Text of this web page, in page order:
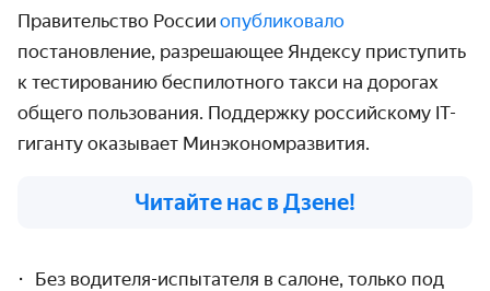
Правительство России опубликовало
постановление, разрешающее Яндексу приступить
к тестированию беспилотного такси на дорогах
общего пользования. Поддержку российскому IT-
гиганту оказывает Минэкономразвития.
Читайте нас в Дзене!
Без водителя-испытателя в салоне, только под